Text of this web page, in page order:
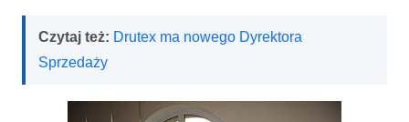
Czytaj też: Drutex ma nowego Dyrektora
Sprzedaży